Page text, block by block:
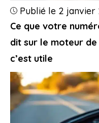
Ce que votre
dit sur le moteur
c’est utile
Publié le 2 janvier